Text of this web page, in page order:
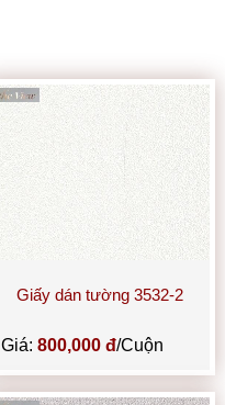
Giấy dán tường 3532-2
Giá: 800,000 đ/Cuộn